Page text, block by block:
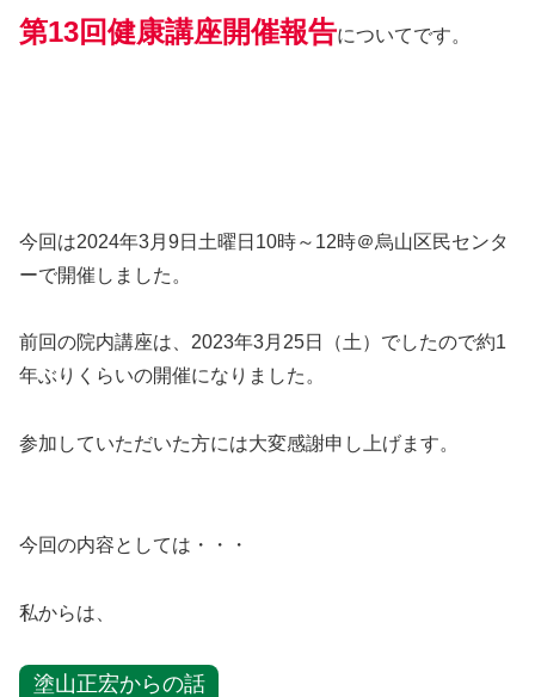
第13回健康講座開催報告についてです。
今回は2024年3月9日土曜日10時～12時＠烏山区民センタ
ーで開催しました。
前回の院内講座は、2023年3月25日（土）でしたので約1
年ぶりくらいの開催になりました。
参加していただいた方には大変感謝申し上げます。
今回の内容としては・・・
私からは、
塗山正宏からの話